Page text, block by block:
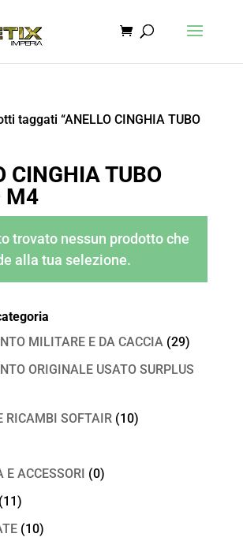
taggati “ANELLO CINGHIA TUBO
CINGHIA TUBO
M4
trovato nessun prodotto che
alla tua selezione.
MILITARE E DA CACCIA (29)
ORIGINALE USATO SURPLUS
RICAMBI SOFTAIR (10)
E ACCESSORI (0)
(11)
(10)